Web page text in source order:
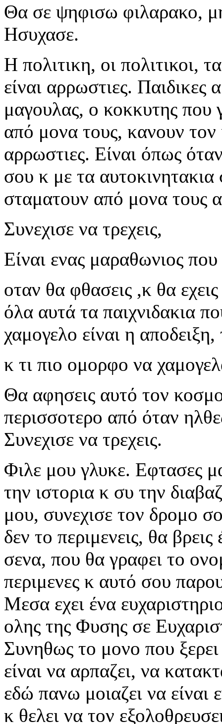
Θα σε ψηφισω φιλαρακο,
Ησυχασε.
Η πολιτικη, οι πολιτικοι,
είναι αρρωστιες.
μαγουλας, ο κοκκυτης που
από μονα τους, κανουν
αρρωστιες. Είναι όπως όταν
σου κ με τα
σταματουν από μονα τους
Συνεχισε να τρεχεις,
Είναι ενας μαραθωνιος
οταν θα φθασεις ,κ θα
όλα αυτά τα παιχνιδακια
χαμογελο είναι η
κ τι πιο ομορφο να
Θα αφησεις αυτό τον
περισσοτερο από όταν
Συνεχισε να τρεχεις.
Φιλε μου γλυκε. Εφτασες
την ιστορια κ συ την
μου, συνεχισε τον δρομο
δεν το περιμενεις, θα
σενα, που θα γραφει το
περιμενες κ αυτό σου
Μεσα εχει ένα
ολης της Φυσης σε
Συνηθως το μονο που
είναι να αρπαζει, να
εδώ πανω μοιαζει να είναι
κ θελει να τον